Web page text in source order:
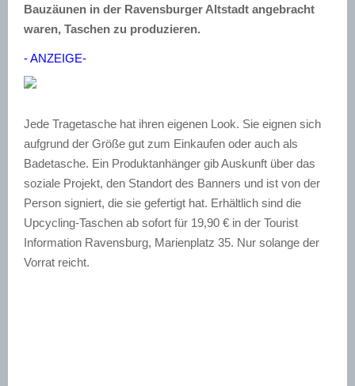
Bauzäunen in der Ravensburger Altstadt angebracht
waren, Taschen zu produzieren.
- ANZEIGE-
Jede Tragetasche hat ihren eigenen Look. Sie eignen sich
aufgrund der Größe gut zum Einkaufen oder auch als
Badetasche. Ein Produktanhänger gib Auskunft über das
soziale Projekt, den Standort des Banners und ist von der
Person signiert, die sie gefertigt hat. Erhältlich sind die
Upcycling-Taschen ab sofort für 19,90 € in der Tourist
Information Ravensburg, Marienplatz 35. Nur solange der
Vorrat reicht.